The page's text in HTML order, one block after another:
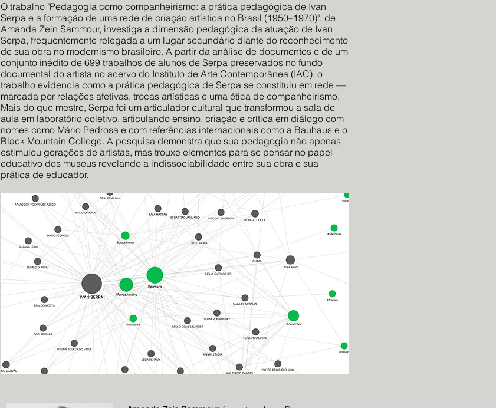
O trabalho "Pedagogia como companheirismo: a prática pedagógica de Ivan
Serpa e a formação de uma rede de criação artística no Brasil (1950–1970)", de
Amanda Zein Sammour, investiga a dimensão pedagógica da atuação de Ivan
Serpa, frequentemente relegada a um lugar secundário diante do reconhecimento
de sua obra no modernismo brasileiro. A partir da análise de documentos e de um
conjunto inédito de 699 trabalhos de alunos de Serpa preservados no fundo
documental do artista no acervo do Instituto de Arte Contemporânea (IAC), o
trabalho evidencia como a prática pedagógica de Serpa se constituiu em rede —
marcada por relações afetivas, trocas artísticas e uma ética de companheirismo.
Mais do que mestre, Serpa foi um articulador cultural que transformou a sala de
aula em laboratório coletivo, articulando ensino, criação e crítica em diálogo com
nomes como Mário Pedrosa e com referências internacionais como a Bauhaus e o
Black Mountain College. A pesquisa demonstra que sua pedagogia não apenas
estimulou gerações de artistas, mas trouxe elementos para se pensar no papel
educativo dos museus revelando a indissociabilidade entre sua obra e sua
prática de educador.